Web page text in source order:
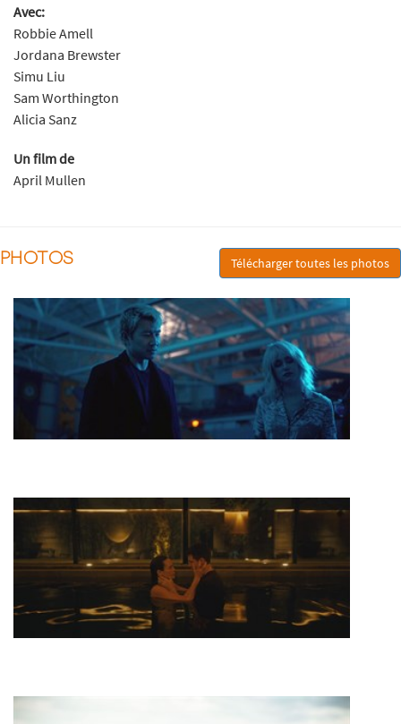
Avec:
Robbie Amell
Jordana Brewster
Simu Liu
Sam Worthington
Alicia Sanz
Un film de
April Mullen
PHOTOS Télécharger toutes les photos